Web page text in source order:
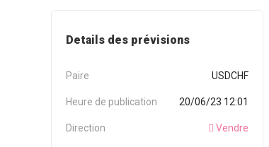
Details des prévisions
Paire USDCHF
Heure de publication 20/06/23 12:01
Direction Vendre